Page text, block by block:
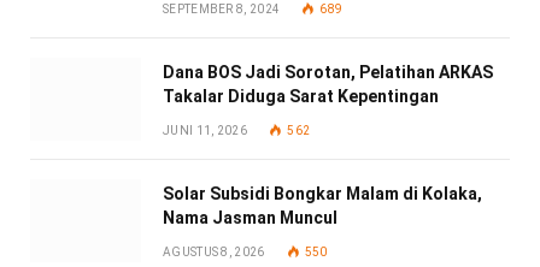
SEPTEMBER 8, 2024 689
Dana BOS Jadi Sorotan, Pelatihan ARKAS
Takalar Diduga Sarat Kepentingan
JUNI 11, 2026 562
Solar Subsidi Bongkar Malam di Kolaka,
Nama Jasman Muncul
AGUSTUS 8, 2026 550